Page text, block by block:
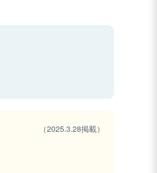
（2025.3.28掲載）